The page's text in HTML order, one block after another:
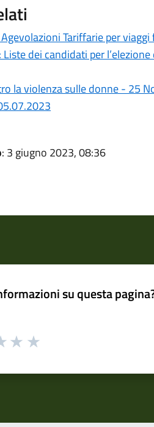
Tariffarie per
dei candidati per
la violenza sulle donne - 25
: 3 giugno 2023, 08:36
su questa